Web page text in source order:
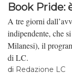
Book Pride:
A tre giorni
indipendente, che
Milanesi), il
di LC.
di Redazione LC